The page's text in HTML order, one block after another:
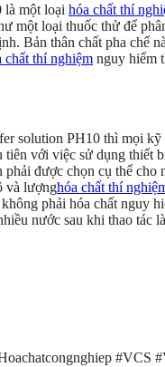
là một loại hóa chất thí
một loại thuốc thử để
Bản thân chất pha chế
chất thí nghiệm nguy hiểm
solution PH10 thì mọi kỹ
tiên với việc sử dụng thiết
phải được chọn cụ thể cho
và lượnghóa chất thí
phải hóa chất nguy
nước sau khi thao tác
#VCS